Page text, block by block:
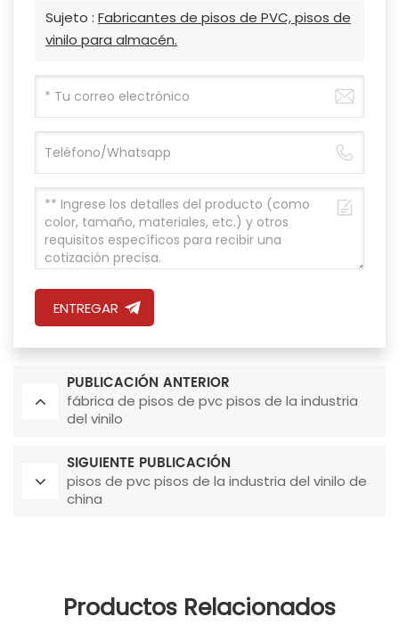
Sujeto : Fabricantes de pisos de PVC, pisos de
vinilo para almacén.
ENTREGAR
PUBLICACIÓN ANTERIOR
fábrica de pisos de pvc pisos de la industria
del vinilo
SIGUIENTE PUBLICACIÓN
pisos de pvc pisos de la industria del vinilo de
china
Productos Relacionados